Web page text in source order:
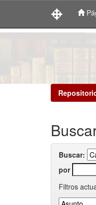
Buscar:
por
Filtros